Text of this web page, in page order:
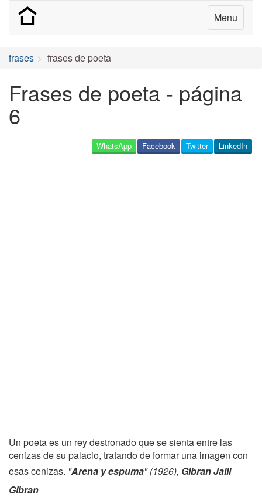
Menu
frases frases de poeta
Frases de poeta - página
6
LinkedIn
Twitter
Facebook
WhatsApp
Un poeta es un rey destronado que se sienta entre las
cenizas de su palacio, tratando de formar una imagen con
esas cenizas. "Arena y espuma" (1926), Gibran Jalil
Gibran